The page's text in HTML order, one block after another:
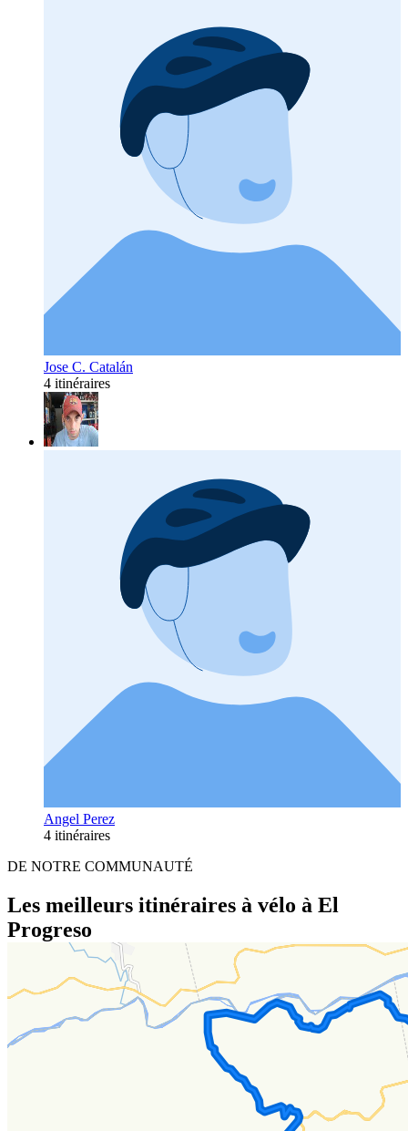
Jose C. Catalán
4 itinéraires
Angel Perez
4 itinéraires
DE NOTRE COMMUNAUTÉ
Les meilleurs itinéraires à vélo à El
Progreso